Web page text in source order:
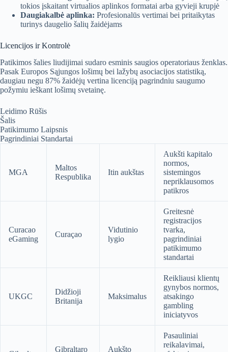
tokios įskaitant virtualios aplinkos formatai arba gyvieji krupjė
Daugiakalbė aplinka: Profesionalūs vertimai bei pritaikytas
turinys daugelio šalių žaidėjams
Licencijos ir Kontrolė
Patikimos šalies liudijimai sudaro esminis saugios operatoriaus ženklas.
Pasak Europos Sąjungos lošimų bei lažybų asociacijos statistiką,
daugiau negu 87% žaidėjų vertina licenciją pagrindniu saugumo
požymiu ieškant lošimų svetainę.
Leidimo Rūšis
Šalis
Patikimumo Laipsnis
Pagrindiniai Standartai
MGA
Maltos
Respublika
Itin aukštas
Aukšti kapitalo
normos,
sistemingos
nepriklausomos
patikros
Curacao
eGaming
Curaçao
Vidutinio
lygio
Greitesnė
registracijos
tvarka,
pagrindiniai
patikimumo
standartai
UKGC
Didžioji
Britanija
Maksimalus
Reikliausi klientų
gynybos normos,
atsakingo
gambling
iniciatyvos
Gibraltaro Aukšto
Pasauliniai
reikalavimai,